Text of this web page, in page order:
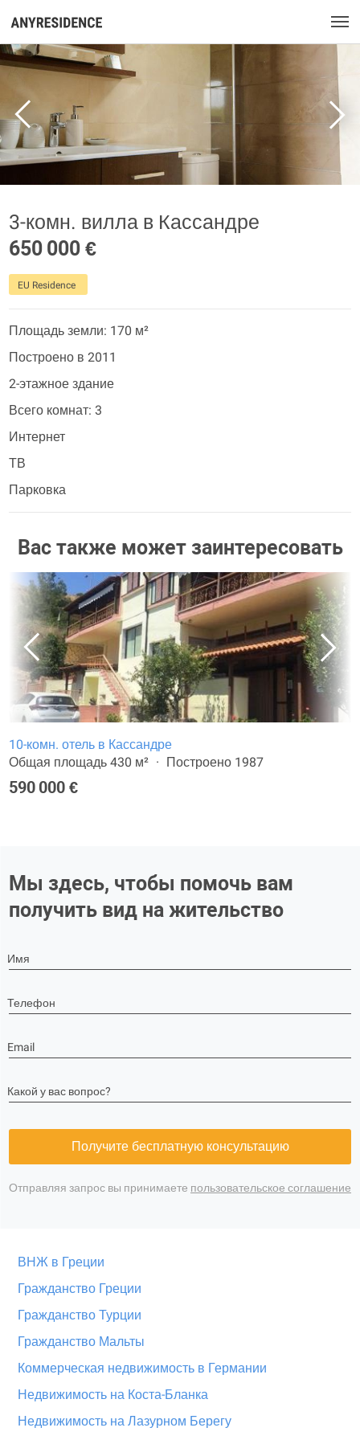
3-комн. вилла в Кассандре
650 000 €
EU Residence
Площадь земли: 170 м²
Построено в 2011
2-этажное здание
Всего комнат: 3
Интернет
ТВ
Парковка
Вас также может заинтересовать
10-комн. отель в Кассандре
Общая площадь 430 м²
Построено 1987
590 000 €
Мы здесь, чтобы помочь вам
получить вид на жительство
Имя
Телефон
Email
Какой у вас вопрос?
Получите бесплатную консультацию
Отправляя запрос вы принимаете пользовательское соглашение
ВНЖ в Греции
Гражданство Греции
Гражданство Турции
Гражданство Мальты
Коммерческая недвижимость в Германии
Недвижимость на Коста-Бланка
Недвижимость на Лазурном Берегу